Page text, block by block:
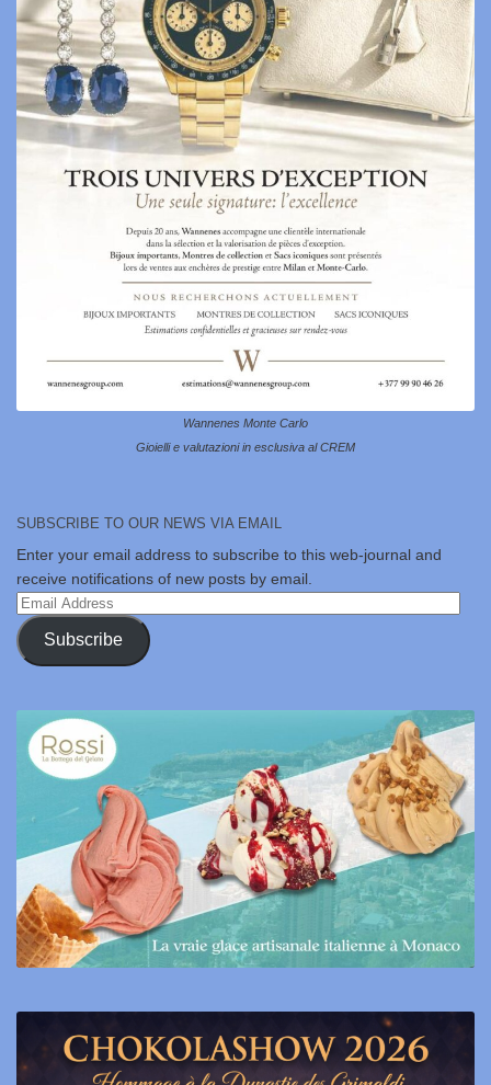
Wannenes Monte Carlo
Gioielli e valutazioni in esclusiva al CREM
SUBSCRIBE TO OUR NEWS VIA EMAIL
Enter your email address to subscribe to this web-journal and
receive notifications of new posts by email.
Email
Address
Subscribe